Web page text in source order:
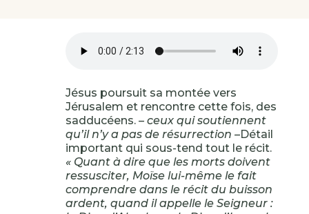
Jésus poursuit sa montée vers
Jérusalem et rencontre cette fois, des
sadducéens.– ceux qui soutiennent
qu’il n’y a pas de résurrection –Détail
important qui sous-tend tout le récit.
« Quant à dire que les morts doivent
ressusciter, Moïse lui-même le fait
comprendre dans le récit du buisson
ardent, quand il appelle le Seigneur :